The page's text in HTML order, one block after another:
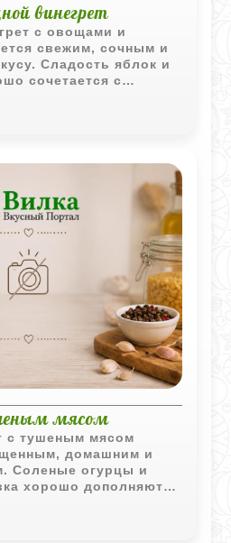
винегрет
с овощами и
свежим, сочным и
Сладость яблок и
сочетается с
и легкой
мясом
с тушеным мясом
домашним и
Соленые огурцы и
хорошо дополняют
и мяса.